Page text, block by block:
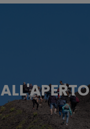
ALL'APERTO